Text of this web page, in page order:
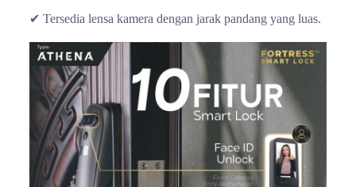
✔ Tersedia lensa kamera dengan jarak pandang yang luas.